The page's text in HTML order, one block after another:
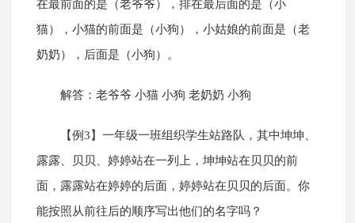
在最前面的是（老爷爷），排在最后面的是（小
猫），小猫的前面是（小狗），小姑娘的前面是（老
奶奶），后面是（小狗）。
解答：老爷爷 小猫 小狗 老奶奶 小狗
【例3】一年级一班组织学生站路队，其中坤坤、
露露、贝贝、婷婷站在一列上，坤坤站在贝贝的前
面，露露站在婷婷的后面，婷婷站在贝贝的后面。你
能按照从前往后的顺序写出他们的名字吗？